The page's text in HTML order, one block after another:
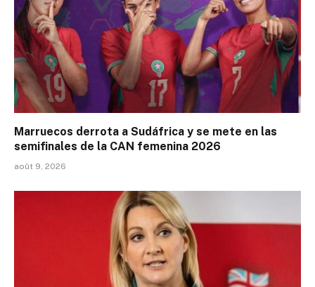
Marruecos derrota a Sudáfrica y se mete en las
semifinales de la CAN femenina 2026
août 9, 2026